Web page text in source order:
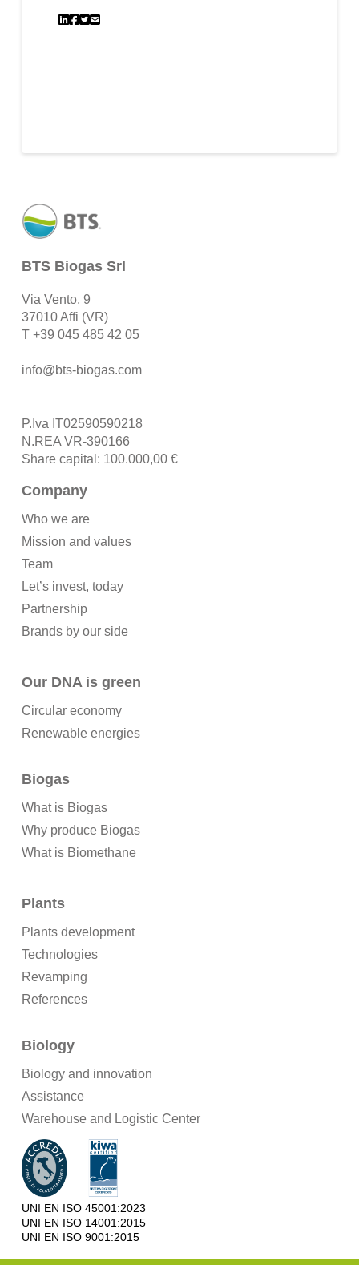
BTS Biogas Srl
Via Vento, 9
37010 Affi (VR)
T +39 045 485 42 05
info@bts-biogas.com
P.Iva IT02590590218
N.REA VR-390166
Share capital: 100.000,00 €
Company
Who we are
Mission and values
Team
Let’s invest, today
Partnership
Brands by our side
Our DNA is green
Circular economy
Renewable energies
Biogas
What is Biogas
Why produce Biogas
What is Biomethane
Plants
Plants development
Technologies
Revamping
References
Biology
Biology and innovation
Assistance
Warehouse and Logistic Center
UNI EN ISO 45001:2023
UNI EN ISO 14001:2015
UNI EN ISO 9001:2015